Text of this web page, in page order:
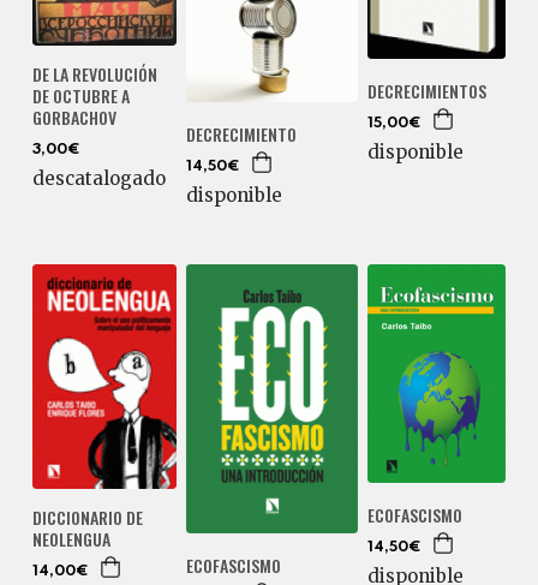
DE LA REVOLUCIÓN
DE OCTUBRE A
GORBACHOV
3,00€
descatalogado
DECRECIMIENTO
14,50€
disponible
DECRECIMIENTOS
15,00€
disponible
DICCIONARIO DE
NEOLENGUA
14,00€ ECOFASCISMO
ECOFASCISMO
14,50€
disponible